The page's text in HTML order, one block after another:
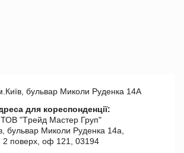
бульвар Миколи Руденка 14А
для кореспонденції:
ТОВ "Tрейд Мастер Груп"
бульвар Миколи Руденка 14а,
2 поверх, оф 121, 03194